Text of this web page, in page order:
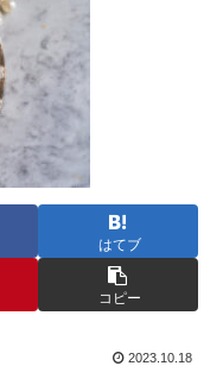
はてブ
コピー
2023.10.18